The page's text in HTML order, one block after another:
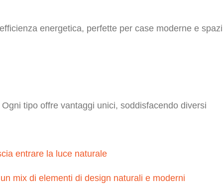
energetica, perfette per case moderne e spazi
tipo offre vantaggi unici, soddisfacendo diversi